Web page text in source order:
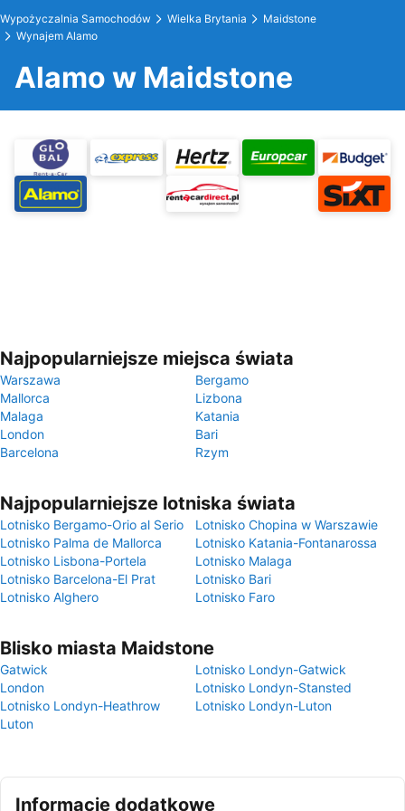
Wypożyczalnia Samochodów Wielka Brytania
Maidstone
Wynajem Alamo
Alamo w Maidstone
Najpopularniejsze miejsca świata
Warszawa
Bergamo
Mallorca
Lizbona
Malaga
Katania
London
Bari
Barcelona
Rzym
Najpopularniejsze lotniska świata
Lotnisko Bergamo-Orio al Serio
Lotnisko Chopina w Warszawie
Lotnisko Palma de Mallorca
Lotnisko Katania-Fontanarossa
Lotnisko Lisbona-Portela
Lotnisko Malaga
Lotnisko Barcelona-El Prat
Lotnisko Bari
Lotnisko Alghero
Lotnisko Faro
Blisko miasta Maidstone
Gatwick
Lotnisko Londyn-Gatwick
London
Lotnisko Londyn-Stansted
Lotnisko Londyn-Heathrow
Lotnisko Londyn-Luton
Luton
Informacje dodatkowe